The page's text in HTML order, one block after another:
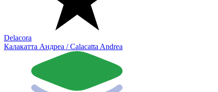
Delacora
Калакатта Андреа / Calacatta Andrea